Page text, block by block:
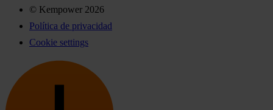
© Kempower 2026
Política de privacidad
Cookie settings